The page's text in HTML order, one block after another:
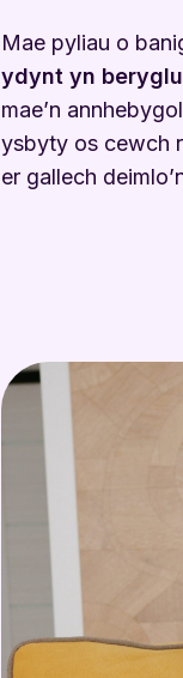
Mae pyliau o
ydynt yn
mae’n
ysbyty os cewch
er gallech